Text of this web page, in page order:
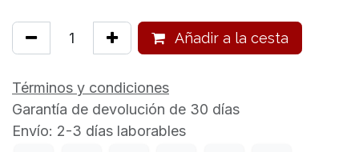
Añadir a la cesta
Términos y condiciones
Garantía de devolución de 30 días
Envío: 2-3 días laborables